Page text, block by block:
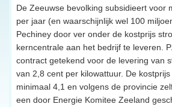
De Zeeuwse bevolking subsidieert voor
per jaar (en waarschijnlijk wel 100
Pechiney door ver onder de kostprijs
kerncentrale aan het bedrijf te leveren.
contract getekend voor de levering van
van 2,8 cent per kilowattuur. De
minimaal 4,1 en volgens de provincie
een door Energie Komitee Zeeland